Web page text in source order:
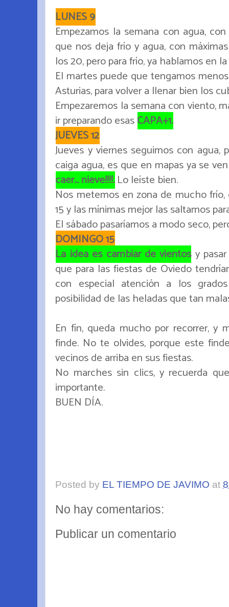
LUNES 9
Empezamos la semana con agua,
que nos deja frío y agua, con
los 20, pero para frío, ya hablamos en
El martes puede que tengamos
Asturias, para volver a llenar bien los
Empezaremos la semana con viento,
ir preparando esasCAPA+1.
JUEVES 12
Jueves y viernes seguimos con
caiga agua, es que en mapas ya se
caer... nieve!!!!.Lo leíste bien.
Nos metemos en zona de mucho
15 y las mínimas mejor las saltamos
El sábado pasaríamos a modo seco,
DOMINGO 15
La idea es cambiar de vientosy
que para las fiestas de Oviedo
con especial atención a los
posibilidad de las heladas que tan
En fín, queda mucho por recorrer, y
finde. No te olvides, porque este
vecinos de arriba en sus fiestas.
No marches sin clics, y recuerda
importante.
BUEN DÍA.
Posted by EL TIEMPO DE JAVIMO at
No hay comentarios:
Publicar un comentario